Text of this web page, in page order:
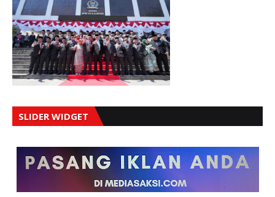
SLIDER WIDGET